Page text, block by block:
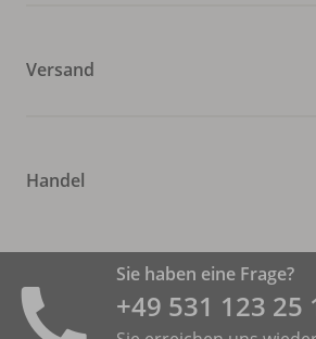
Versand
Handel
Sie haben eine Frage?
+49 531 ­123 25